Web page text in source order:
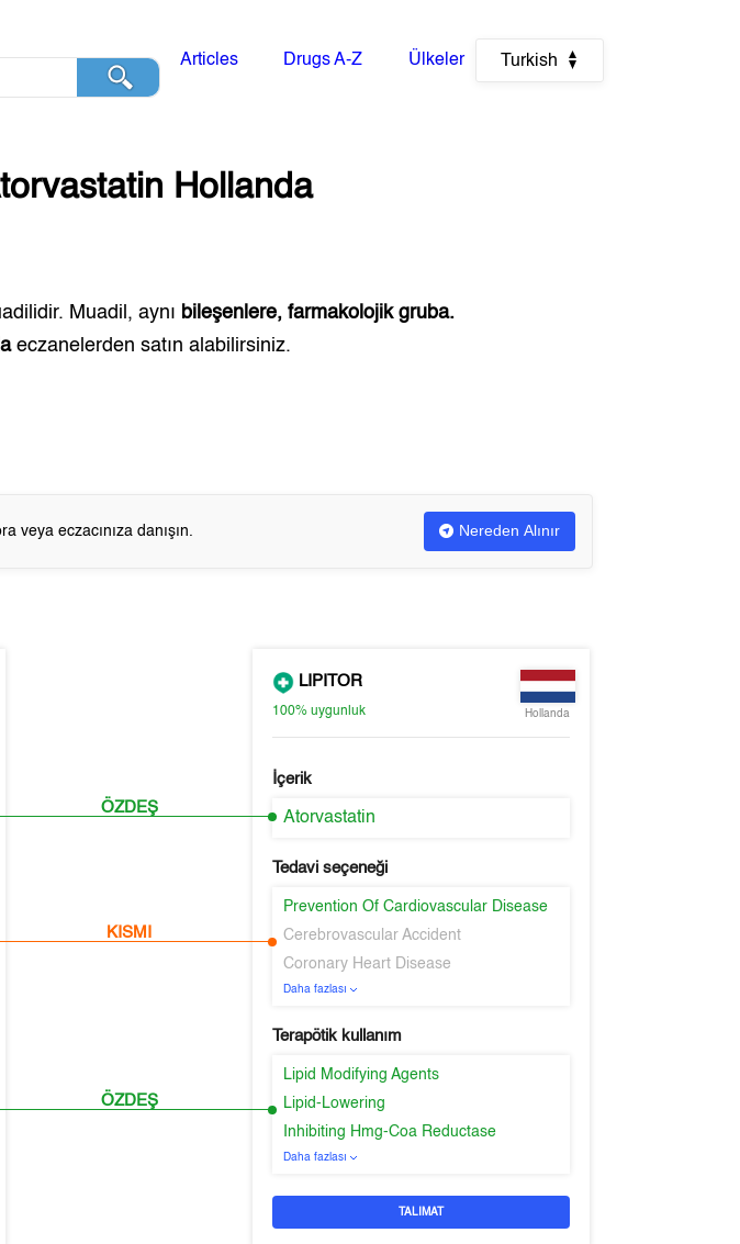
Articles Drugs A-Z Ülkeler Turkish
Hollanda
Muadil, aynı bileşenlere, farmakolojik gruba.
eczanelerden satın alabilirsiniz.
veya eczacınıza danışın. Nereden Alınır
ÖZDEŞ
KISMI
ÖZDEŞ
LIPITOR
100% uygunluk Hollanda
İçerik
Atorvastatin
Tedavi seçeneği
Prevention Of Cardiovascular Disease
Cerebrovascular Accident
Coronary Heart Disease
Daha fazlası
Terapötik kullanım
Lipid Modifying Agents
Lipid-Lowering
Inhibiting Hmg-Coa Reductase
Daha fazlası
TALIMAT